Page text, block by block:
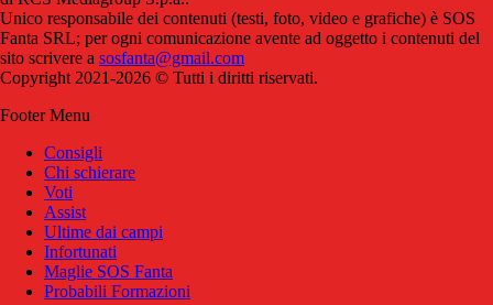
Unico responsabile dei contenuti (testi, foto, video e grafiche) è SOS
Fanta SRL; per ogni comunicazione avente ad oggetto i contenuti del
sito scrivere a sosfanta@gmail.com
Copyright 2021-2026 © Tutti i diritti riservati.
Footer Menu
Consigli
Chi schierare
Voti
Assist
Ultime dai campi
Infortunati
Maglie SOS Fanta
Probabili Formazioni